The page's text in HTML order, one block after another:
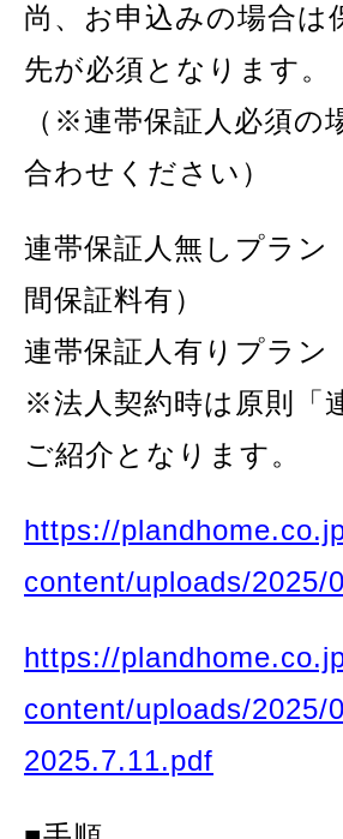
尚、お申込みの場合は
先が必須となります。
（※連帯保証人必須
合わせください）
連帯保証人無しプラン
間保証料有）
連帯保証人有りプラン
※法人契約時は原則「
ご紹介となります。
https://
content/uploads/2025/
https://
content/uploads/
2025.7.11.pdf